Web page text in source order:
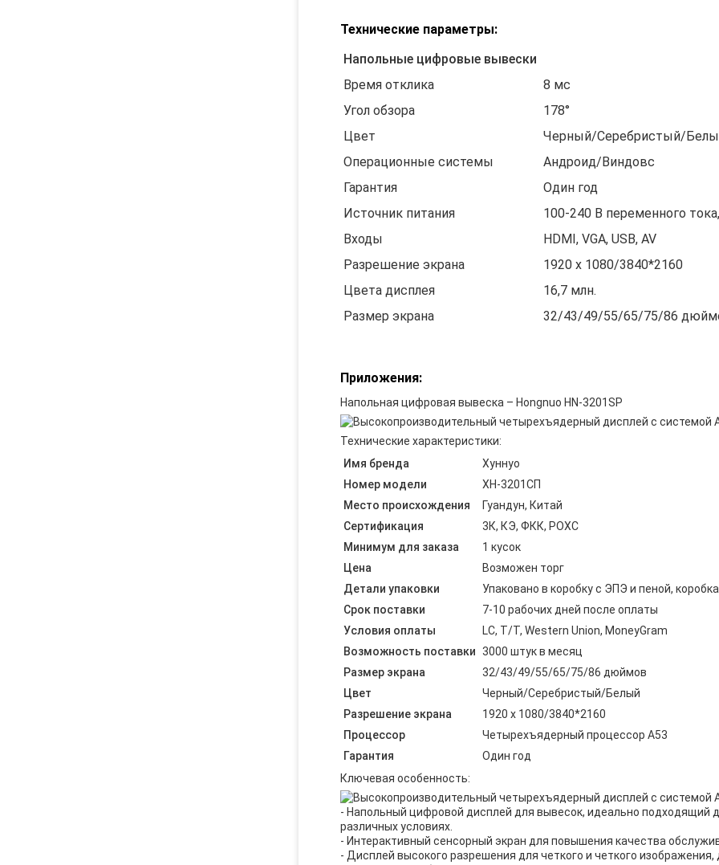
Технические параметры:
Напольные цифровые вывески
Время отклика
8 мс
Угол обзора
178°
Цвет
Черный/Серебристый/
Операционные системы
Андроид/Виндовс
Гарантия
Один год
Источник питания
100-240 В переменного
Входы
HDMI, VGA, USB, AV
Разрешение экрана
1920 х 1080/3840*2160
Цвета дисплея
16,7 млн.
Размер экрана
32/43/49/55/65/75/86
Приложения:
Напольная цифровая вывеска – Hongnuo HN-3201SP
Технические характеристики:
Имя бренда
Хуннуо
Номер модели
ХН-3201СП
Место происхождения
Гуандун, Китай
Сертификация
3К, КЭ, ФКК, РОХС
Минимум для заказа
1 кусок
Цена
Возможен торг
Детали упаковки
Упаковано в коробку с ЭПЭ и пеной,
Срок поставки
7-10 рабочих дней после оплаты
Условия оплаты
LC, T/T, Western Union, MoneyGram
Возможность поставки 3000 штук в месяц
Размер экрана
32/43/49/55/65/75/86 дюймов
Цвет
Черный/Серебристый/Белый
Разрешение экрана
1920 х 1080/3840*2160
Процессор
Четырехъядерный процессор A53
Гарантия
Один год
Ключевая особенность:
- Напольный цифровой дисплей для вывесок, идеально
различных условиях.
- Интерактивный сенсорный экран для повышения качества
- Дисплей высокого разрешения для четкого и четкого